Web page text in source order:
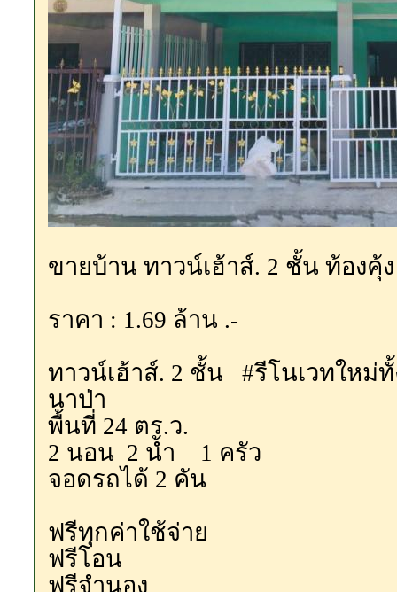
ขายบ้าน ทาวน์เฮ้าส์. 2 ชั้น ท้องคุ้
ราคา : 1.69 ล้าน .-
ทาวน์เฮ้าส์. 2 ชั้น #รีโนเวทใหม่
นาป่า
พื้นที่ 24 ตร.ว.
2 นอน 2 น้ำ 1 ครัว
จอดรถได้ 2 คัน
ฟรีทุกค่าใช้จ่าย
ฟรีโอน
ฟรี​จำนอง